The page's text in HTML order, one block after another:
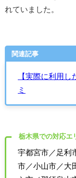
れていました。
関連記事
【実際に利用
ミ
栃木県での対応エ
宇都宮市／足利
市／小山市／大